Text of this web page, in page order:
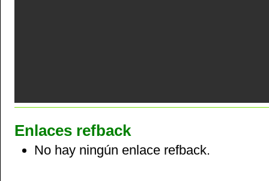
Enlaces refback
No hay ningún enlace refback.